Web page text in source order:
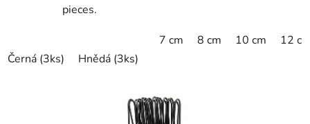
pieces.
Černá (3ks) Hnědá (3ks)
7 cm 8 cm 10 cm 12